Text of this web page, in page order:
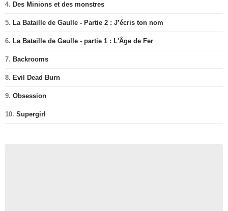
4. Des Minions et des monstres
5. La Bataille de Gaulle - Partie 2 : J’écris ton nom
6. La Bataille de Gaulle - partie 1 : L'Âge de Fer
7. Backrooms
8. Evil Dead Burn
9. Obsession
10. Supergirl